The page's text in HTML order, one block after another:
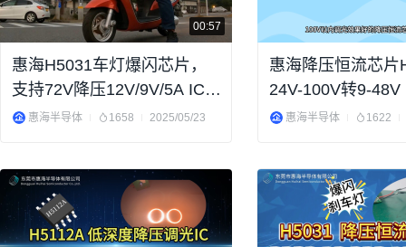
00:57
惠海H5031车灯爆闪芯片，
支持72V降压12V/9V/5A IC方
案，可做温控，三线输入
惠海半导体 1658 2025/05/23
惠海降压恒流芯片
24V-100V转9-48V
惠海半导体 1622